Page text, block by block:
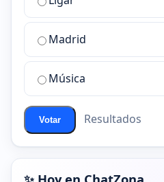
sala
chat
ChatZona?
Madrid
Música
Votar Resultados